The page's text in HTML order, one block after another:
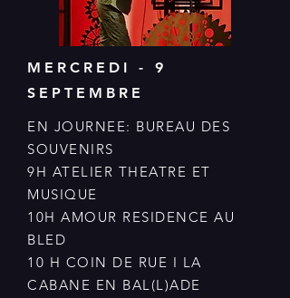
MERCREDI - 9
SEPTEMBRE
EN JOURNEE: BUREAU DES
SOUVENIRS
9H ATELIER THEATRE ET
MUSIQUE
10H AMOUR RESIDENCE AU
BLED
10 H COIN DE RUE I LA
CABANE EN BAL(L)ADE